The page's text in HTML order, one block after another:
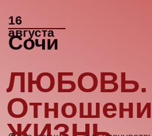
16
августа
Сочи
Отношения.
ЖИЗНЬ
Одна лекция — и вы почувствуете перемены
внутри. Узнаете, как беречь и приумножать
энергию, перестать поддаваться страхам и
строить отношения, которые приносят
поддержку и радость.